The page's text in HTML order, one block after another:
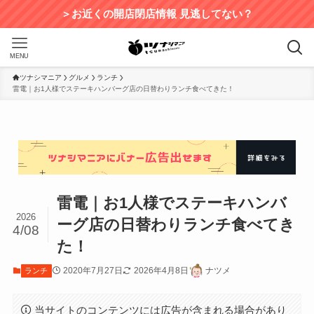
＞お近くの開店閉店情報 見逃してない？
MENU
ツナシマニア グルメ
ランチ
雷電｜お1人様でステーキハンバーグ店の日替わりランチ食べてきた！
雷電｜お1人様でステーキハンバ
ーグ店の日替わりランチ食べてき
た！
2026
4/08
ランチ 2020年7月27日 2026年4月8日 ナツメ
当サイトのコンテンツには広告が含まれる場合があり